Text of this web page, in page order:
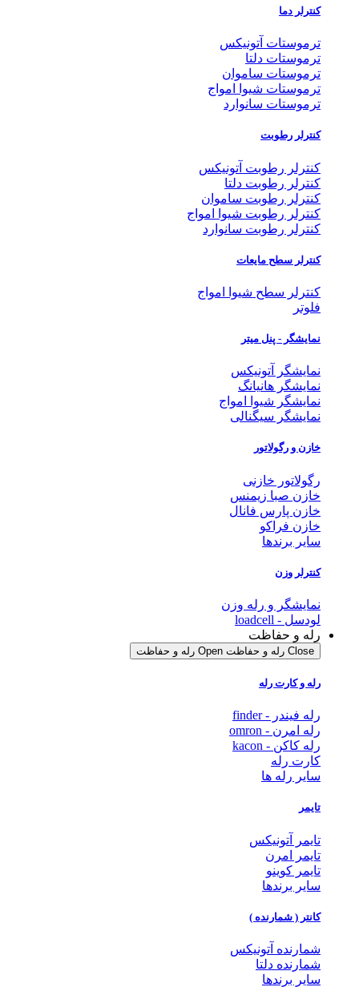
کنترلر دما
ترموستات آتونیکس
ترموستات دلتا
ترموستات ساموان
ترموستات شیوا امواج
ترموستات سانوارد
کنترلر رطوبت
کنترلر رطوبت آتونیکس
کنترلر رطوبت دلتا
کنترلر رطوبت ساموان
کنترلر رطوبت شیوا امواج
کنترلر رطوبت سانوارد
کنترلر سطح مایعات
کنترلر سطح شیوا امواج
فلوتر
نمایشگر - پنل میتر
نمایشگر آتونیکس
نمایشگر هانیانگ
نمایشگر شیوا امواج
نمایشگر سیگنالی
خازن و رگولاتور
رگولاتور خازنی
خازن صبا زیمنس
خازن پارس فانال
خازن فراکو
سایر برندها
کنترلر وزن
نمایشگر و رله وزن
لودسل - loadcell
رله و حفاظت
Close رله و حفاظت Open رله و حفاظت
رله و کارت رله
رله فیندر - finder
رله امرن - omron
رله کاکن - kacon
کارت رله
سایر رله ها
تایمر
تایمر آتونیکس
تایمر امرن
تایمر کوینو
سایر برندها
کانتر ( شمارنده )
شمارنده آتونیکس
شمارنده دلتا
سایر برندها